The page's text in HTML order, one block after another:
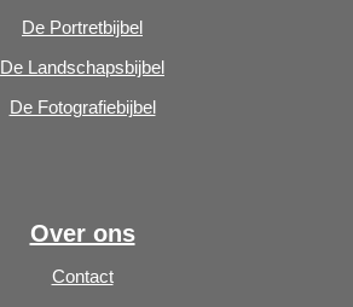
De Portretbijbel
De Landschapsbijbel
De Fotografiebijbel
Over ons
Contact